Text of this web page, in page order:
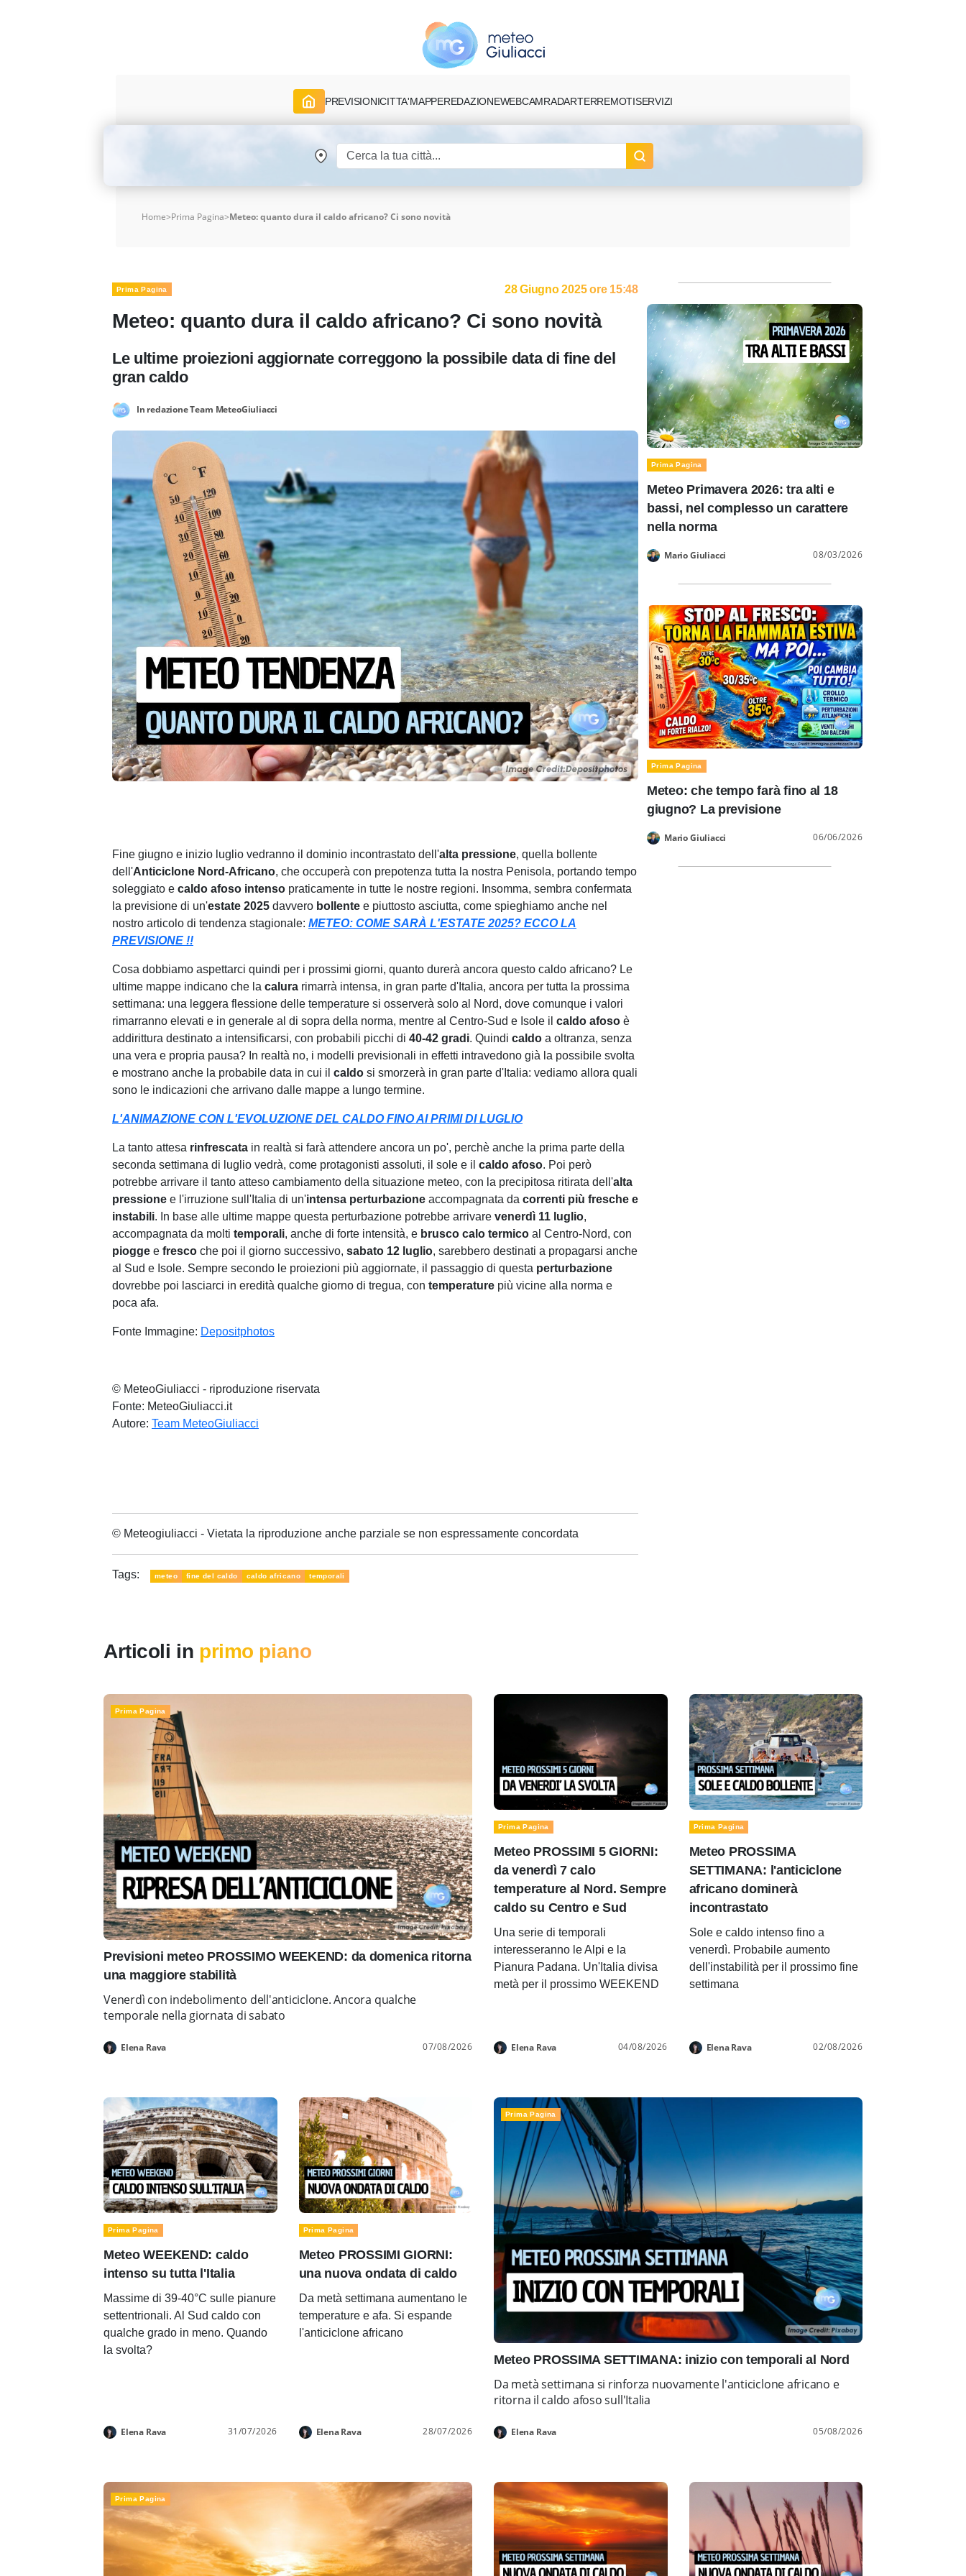
PREVISIONICITTA'MAPPEREDAZIONEWEBCAMRADARTERREMOTISERVIZI
Home>Prima Pagina>Meteo: quanto dura il caldo africano? Ci sono novità
Prima Pagina 28 Giugno 2025 ore 15:48
Meteo: quanto dura il caldo africano? Ci sono novità
Le ultime proiezioni aggiornate correggono la possibile data di fine del
gran caldo
In redazione Team MeteoGiuliacci
Fine giugno e inizio luglio vedranno il dominio incontrastato dell'alta pressione, quella bollente
dell'Anticiclone Nord-Africano, che occuperà con prepotenza tutta la nostra Penisola, portando tempo
soleggiato e caldo afoso intenso praticamente in tutte le nostre regioni. Insomma, sembra confermata
la previsione di un'estate 2025 davvero bollente e piuttosto asciutta, come spieghiamo anche nel
nostro articolo di tendenza stagionale: METEO: COME SARÀ L'ESTATE 2025? ECCO LA
PREVISIONE !!
Cosa dobbiamo aspettarci quindi per i prossimi giorni, quanto durerà ancora questo caldo africano? Le
ultime mappe indicano che la calura rimarrà intensa, in gran parte d'Italia, ancora per tutta la prossima
settimana: una leggera flessione delle temperature si osserverà solo al Nord, dove comunque i valori
rimarranno elevati e in generale al di sopra della norma, mentre al Centro-Sud e Isole il caldo afoso è
addirittura destinato a intensificarsi, con probabili picchi di 40-42 gradi. Quindi caldo a oltranza, senza
una vera e propria pausa? In realtà no, i modelli previsionali in effetti intravedono già la possibile svolta
e mostrano anche la probabile data in cui il caldo si smorzerà in gran parte d'Italia: vediamo allora quali
sono le indicazioni che arrivano dalle mappe a lungo termine.
L'ANIMAZIONE CON L'EVOLUZIONE DEL CALDO FINO AI PRIMI DI LUGLIO
La tanto attesa rinfrescata in realtà si farà attendere ancora un po', perchè anche la prima parte della
seconda settimana di luglio vedrà, come protagonisti assoluti, il sole e il caldo afoso. Poi però
potrebbe arrivare il tanto atteso cambiamento della situazione meteo, con la precipitosa ritirata dell'alta
pressione e l'irruzione sull'Italia di un'intensa perturbazione accompagnata da correnti più fresche e
instabili. In base alle ultime mappe questa perturbazione potrebbe arrivare venerdì 11 luglio,
accompagnata da molti temporali, anche di forte intensità, e brusco calo termico al Centro-Nord, con
piogge e fresco che poi il giorno successivo, sabato 12 luglio, sarebbero destinati a propagarsi anche
al Sud e Isole. Sempre secondo le proiezioni più aggiornate, il passaggio di questa perturbazione
dovrebbe poi lasciarci in eredità qualche giorno di tregua, con temperature più vicine alla norma e
poca afa.
Fonte Immagine: Depositphotos
© MeteoGiuliacci - riproduzione riservata
Fonte: MeteoGiuliacci.it
Autore: Team MeteoGiuliacci
© Meteogiuliacci - Vietata la riproduzione anche parziale se non espressamente concordata
Tags: meteo fine del caldo caldo africano temporali
Prima Pagina
Meteo Primavera 2026: tra alti e
bassi, nel complesso un carattere
nella norma
Mario Giuliacci 08/03/2026
Prima Pagina
Meteo: che tempo farà fino al 18
giugno? La previsione
Mario Giuliacci 06/06/2026
Articoli in primo piano
Prima Pagina
Previsioni meteo PROSSIMO WEEKEND: da domenica ritorna
una maggiore stabilità
Venerdì con indebolimento dell'anticiclone. Ancora qualche
temporale nella giornata di sabato
Elena Rava 07/08/2026
Prima Pagina
Meteo PROSSIMI 5 GIORNI:
da venerdì 7 calo
temperature al Nord. Sempre
caldo su Centro e Sud
Una serie di temporali
interesseranno le Alpi e la
Pianura Padana. Un'Italia divisa
metà per il prossimo WEEKEND
Elena Rava 04/08/2026
Prima Pagina
Meteo PROSSIMA
SETTIMANA: l'anticiclone
africano dominerà
incontrastato
Sole e caldo intenso fino a
venerdì. Probabile aumento
dell'instabilità per il prossimo fine
settimana
Elena Rava 02/08/2026
Prima Pagina
Meteo WEEKEND: caldo
intenso su tutta l'Italia
Massime di 39-40°C sulle pianure
settentrionali. Al Sud caldo con
qualche grado in meno. Quando
la svolta?
Elena Rava 31/07/2026
Prima Pagina
Meteo PROSSIMI GIORNI:
una nuova ondata di caldo
Da metà settimana aumentano le
temperature e afa. Si espande
l'anticiclone africano
Elena Rava 28/07/2026
Prima Pagina
Meteo PROSSIMA SETTIMANA: inizio con temporali al Nord
Da metà settimana si rinforza nuovamente l'anticiclone africano e
ritorna il caldo afoso sull'Italia
Elena Rava 05/08/2026
Prima Pagina